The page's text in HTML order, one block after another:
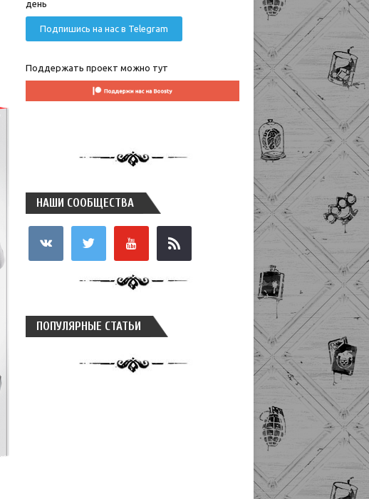
день
Подпишись на нас в Telegram
Поддержать проект можно тут
НАШИ СООБЩЕСТВА
ПОПУЛЯРНЫЕ СТАТЬИ